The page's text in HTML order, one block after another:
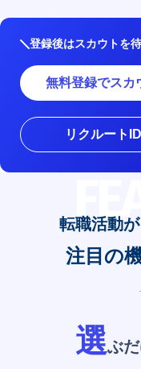
登録後はスカウトを
無料登録でスカ
リクルート
転職活動
注目の
選ぶ